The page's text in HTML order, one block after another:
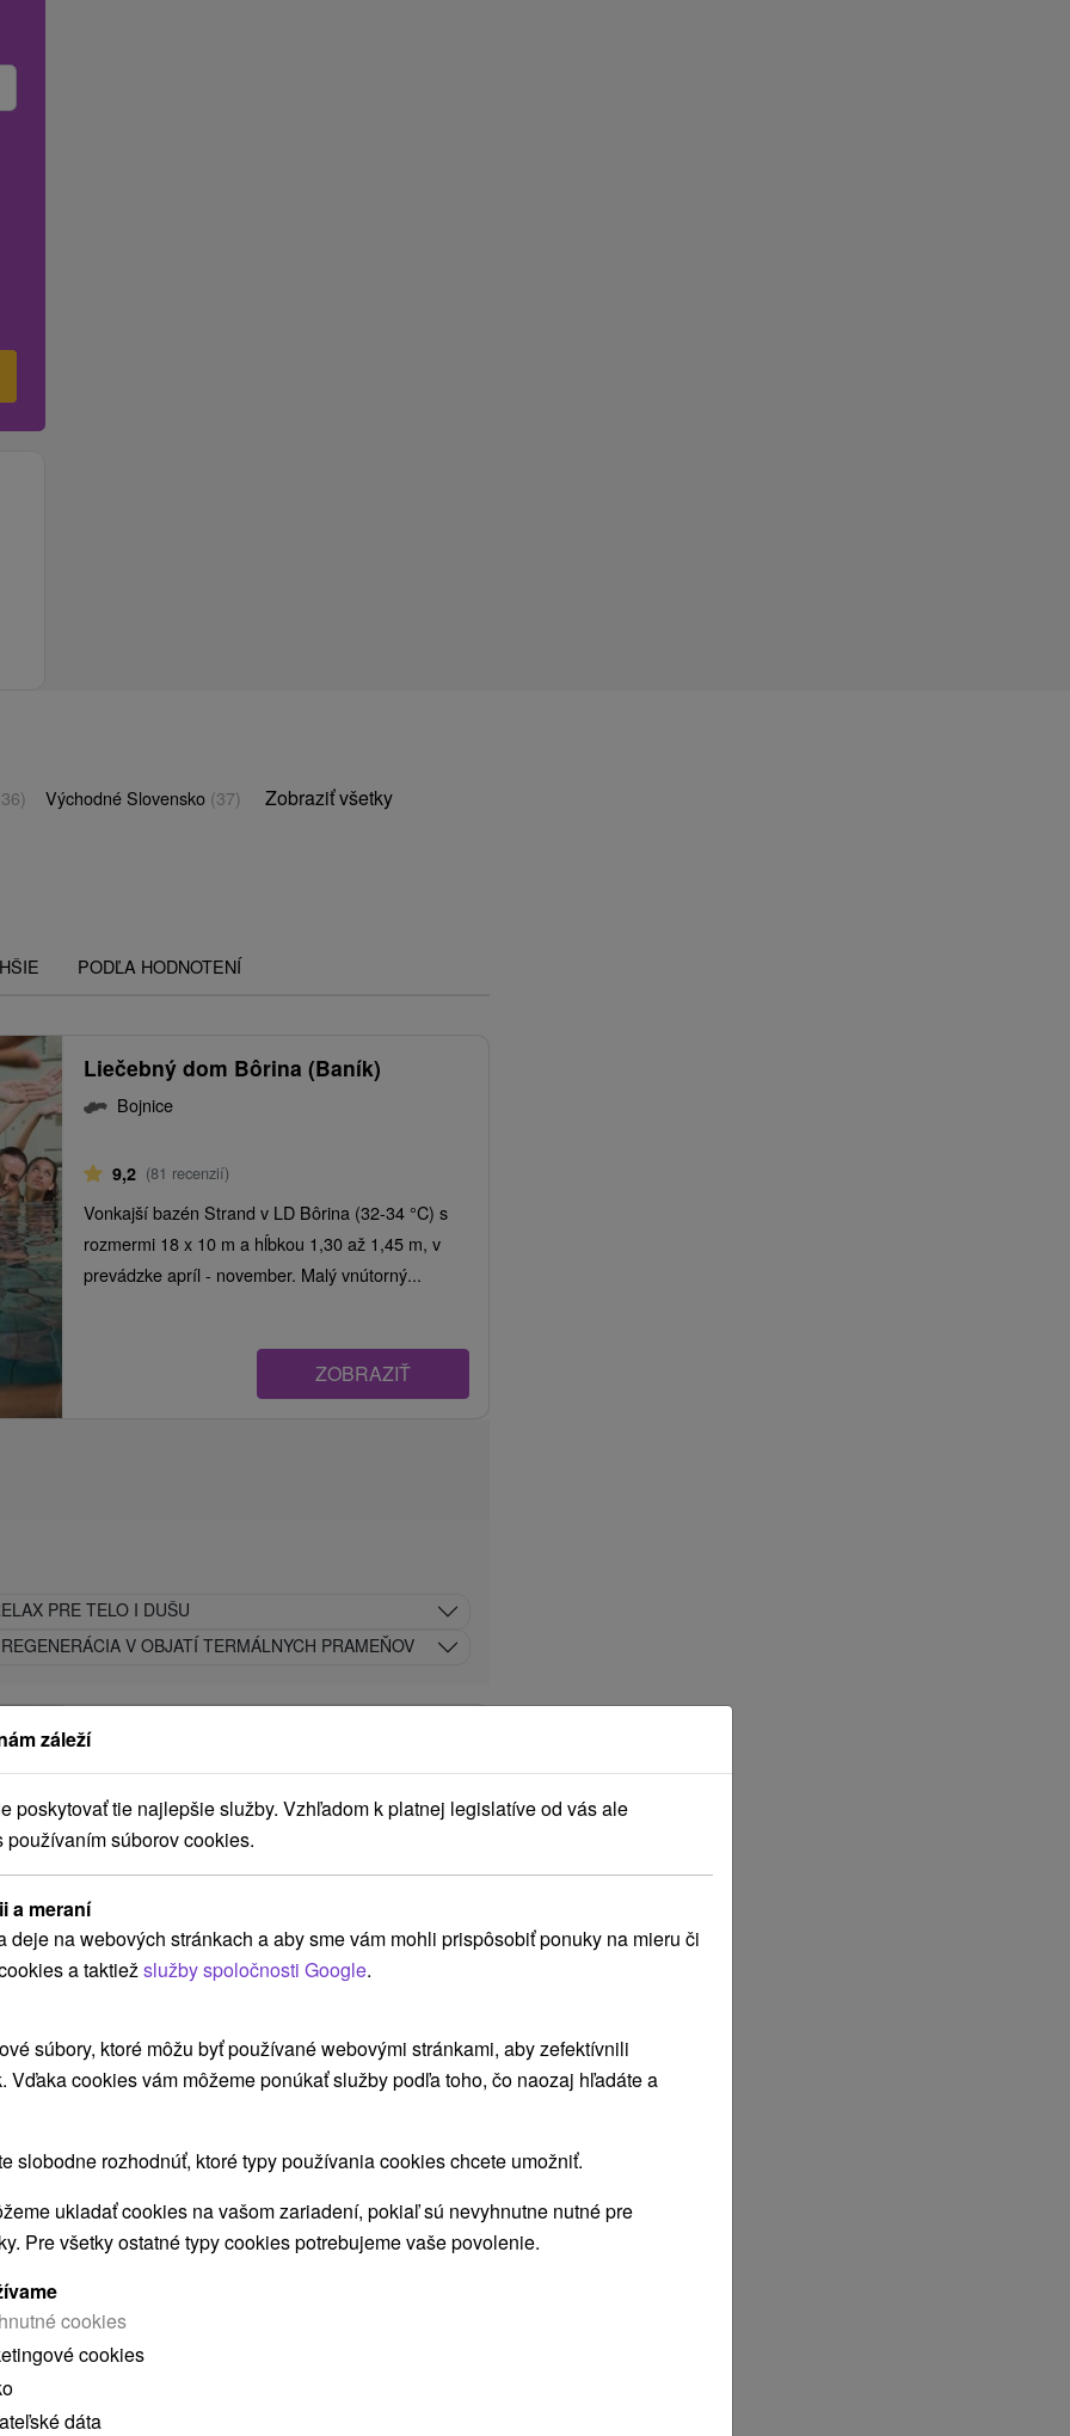
Východné Slovensko (37) Zobraziť všetky
PODĽA HODNOTENÍ
Liečebný dom Bôrina (Baník)
Bojnice
9,2 (81 recenzií)
Vonkajší bazén Strand v LD Bôrina (32-34 °C) s
rozmermi 18 x 10 m a hĺbkou 1,30 až 1,45 m, v
prevádzke apríl - november. Malý vnútorný...
ZOBRAZIŤ
PRE TELO I DUŠU
V OBJATÍ TERMÁLNYCH PRAMEŇOV
€
Horský hotel Remata
Ráztočno
8,6 (38 recenzií)
Vnútorný bazén s protiprúdom (29-30 °C), Počas
leta vonkajší vyhrievaný bazén s možnosťou
prekrytia a detský bazén (28-30 °C). Sauny -...
ZOBRAZIŤ
A MASKOTOM BRALKOM
AKTÍVNU DOVOLENKU S VÝLETMI DO BOJNÍC
záleží
poskytovať tie najlepšie služby. Vzhľadom k platnej legislatíve od vás ale
súborov cookies.
a meraní
deje na webových stránkach a aby sme vám mohli prispôsobiť ponuky na mieru či
a taktiež služby spoločnosti Google.
súbory, ktoré môžu byť používané webovými stránkami, aby zefektívnili
Vďaka cookies vám môžeme ponúkať služby podľa toho, čo naozaj hľadáte a
slobodne rozhodnúť, ktoré typy používania cookies chcete umožniť.
ukladať cookies na vašom zariadení, pokiaľ sú nevyhnutne nutné pre
Pre všetky ostatné typy cookies potrebujeme vaše povolenie.
cookies
cookies
dáta